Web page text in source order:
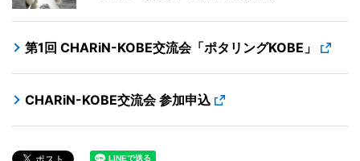
第1回 CHARiN-KOBE交流会「ポタリングKOBE」
CHARiN-KOBE交流会 参加申込